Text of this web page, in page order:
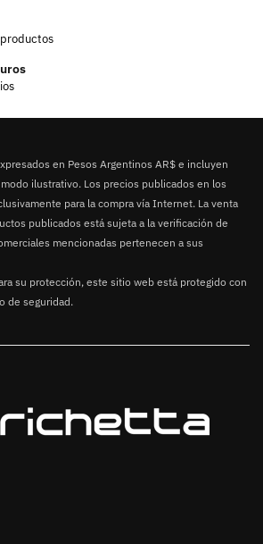
en Pesos Argentinos AR$ e incluyen
ilustrativo. Los precios publicados en los
para la compra vía Internet. La venta
publicados está sujeta a la verificación de
mencionadas pertenecen a sus
su protección, este sitio web está protegido con
de seguridad.